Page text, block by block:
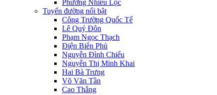
Phường Nhiêu Lộc
Tuyến đường nổi bật
Công Trường Quốc Tế
Lê Quý Đôn
Phạm Ngọc Thạch
Điện Biên Phủ
Nguyễn Đình Chiểu
Nguyễn Thị Minh Khai
Hai Bà Trưng
Võ Văn Tần
Cao Thắng